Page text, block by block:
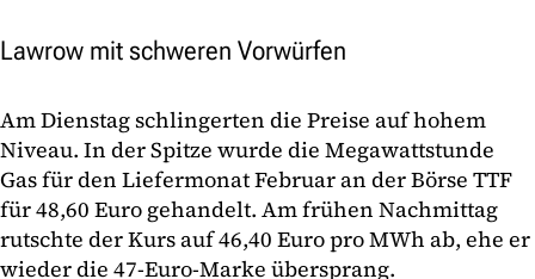
Lawrow mit schweren Vorwürfen
Am Dienstag schlingerten die Preise auf hohem
Niveau. In der Spitze wurde die Megawattstunde
Gas für den Liefermonat Februar an der Börse TTF
für 48,60 Euro gehandelt. Am frühen Nachmittag
rutschte der Kurs auf 46,40 Euro pro MWh ab, ehe er
wieder die 47-Euro-Marke übersprang.